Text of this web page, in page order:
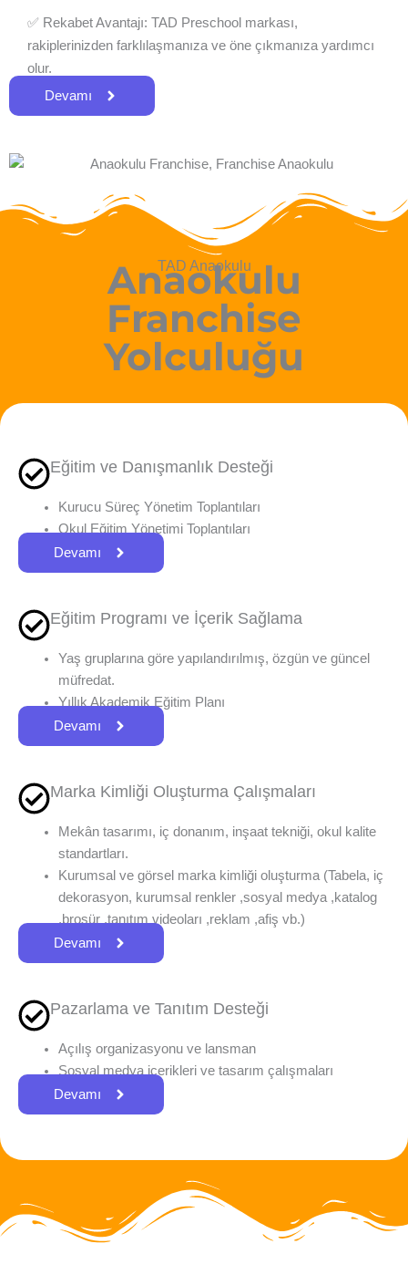
✅ Rekabet Avantajı: TAD Preschool markası,
rakiplerinizden farklılaşmanıza ve öne çıkmanıza yardımcı
olur.
Devamı
TAD Anaokulu
Anaokulu
Franchise
Yolculuğu
Eğitim ve Danışmanlık Desteği
Kurucu Süreç Yönetim Toplantıları
Okul Eğitim Yönetimi Toplantıları
Devamı
Eğitim Programı ve İçerik Sağlama
Yaş gruplarına göre yapılandırılmış, özgün ve güncel
müfredat.
Yıllık Akademik Eğitim Planı
Devamı
Marka Kimliği Oluşturma Çalışmaları
Mekân tasarımı, iç donanım, inşaat tekniği, okul kalite
standartları.
Kurumsal ve görsel marka kimliği oluşturma (Tabela, iç
dekorasyon, kurumsal renkler ,sosyal medya ,katalog
,broşür ,tanıtım videoları ,reklam ,afiş vb.)
Devamı
Pazarlama ve Tanıtım Desteği
Açılış organizasyonu ve lansman
Sosyal medya içerikleri ve tasarım çalışmaları
Devamı